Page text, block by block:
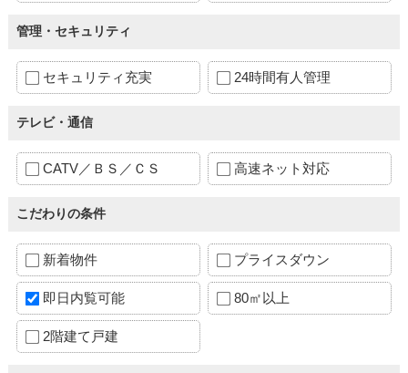
管理・セキュリティ
セキュリティ充実 24時間有人管理
テレビ・通信
CATV／ＢＳ／ＣＳ 高速ネット対応
こだわりの条件
新着物件 プライスダウン
即日内覧可能 80㎡以上
2階建て戸建